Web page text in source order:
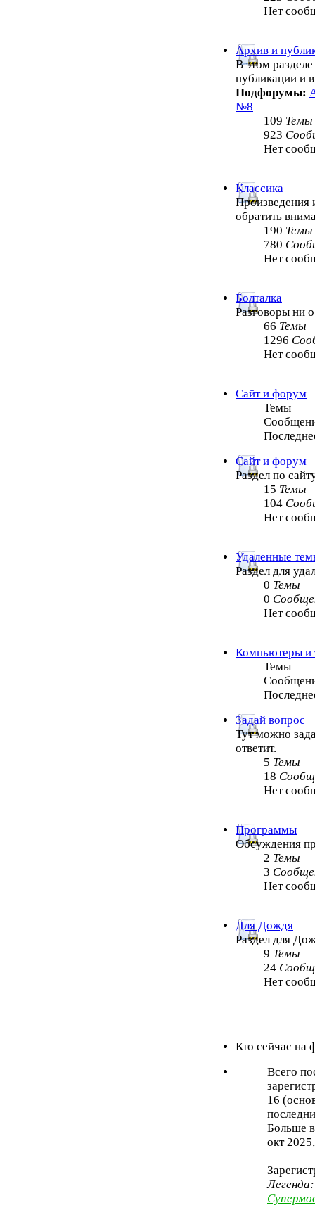
Нет
Архив и
В этом
публикации и
Подфорумы:
№8
109 Темы
923
Нет
Классика
Произведения
обратить
190 Темы
780
Нет
Болталка
Разговоры ни
66 Темы
1296
Нет
Сайт и форум
Темы
Сайт и форум
Раздел по
15 Темы
104
Нет
Удаленные
Раздел для
0 Темы
0
Нет
Компьютеры и
Темы
Задай вопрос
Тут можно
ответит.
5 Темы
18
Нет
Программы
Обсуждения
2 Темы
3
Нет
Для Дождя
Раздел для
9 Темы
24
Нет
Кто сейчас на
Всего
16
Больше
окт